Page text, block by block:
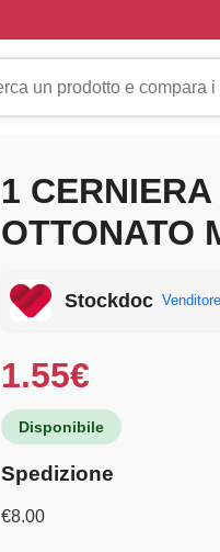
1
OTTONATO
Stockdoc
1.55€
Disponibile
Spedizione
€8.00